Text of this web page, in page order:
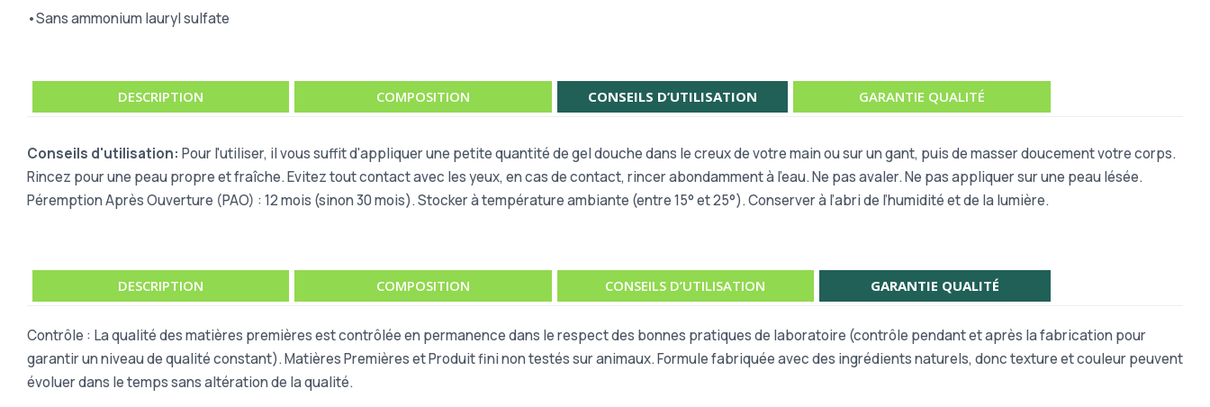
•Sans ammonium lauryl sulfate
DESCRIPTION COMPOSITION CONSEILS D’UTILISATION GARANTIE QUALITÉ
Conseils d'utilisation: Pour l'utiliser, il vous suffit d'appliquer une petite quantité de gel douche dans le creux de votre main ou sur un gant, puis de masser doucement votre corps.
Rincez pour une peau propre et fraîche. Evitez tout contact avec les yeux, en cas de contact, rincer abondamment à l’eau. Ne pas avaler. Ne pas appliquer sur une peau lésée.
Péremption Après Ouverture (PAO) : 12 mois (sinon 30 mois). Stocker à température ambiante (entre 15° et 25°). Conserver à l’abri de l’humidité et de la lumière.
DESCRIPTION COMPOSITION CONSEILS D’UTILISATION GARANTIE QUALITÉ
Contrôle : La qualité des matières premières est contrôlée en permanence dans le respect des bonnes pratiques de laboratoire (contrôle pendant et après la fabrication pour
garantir un niveau de qualité constant). Matières Premières et Produit fini non testés sur animaux. Formule fabriquée avec des ingrédients naturels, donc texture et couleur peuvent
évoluer dans le temps sans altération de la qualité.